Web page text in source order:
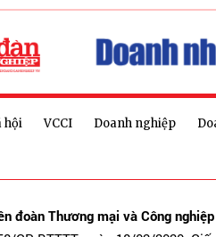
hội VCCI Doanh nghiệp
đoàn Thương mại và Công